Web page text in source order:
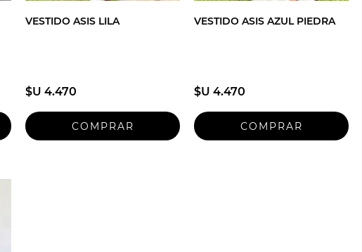
VESTIDO ASIS LILA
$U 4.470
VESTIDO ASIS AZUL PIEDRA
$U 4.470